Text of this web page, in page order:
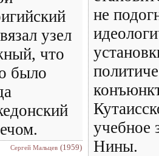
узел
что
было
Сергей Мальцев (1959)
не
учебное
Нины.